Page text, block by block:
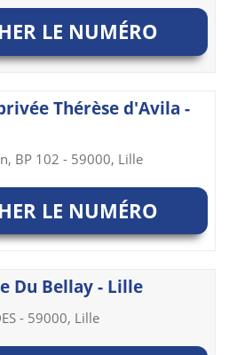
LE NUMÉRO
Thérèse d'Avila -
BP 102 - 59000, Lille
LE NUMÉRO
Du Bellay - Lille
- 59000, Lille